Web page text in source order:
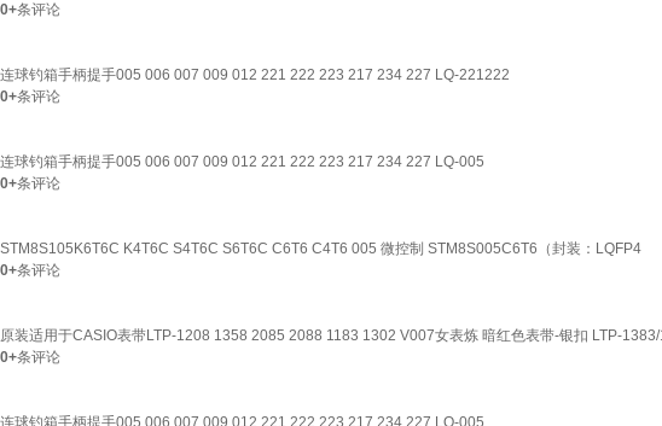
0+条评论
连球钓箱手柄提手005 006 007 009 012 221 222 223 217 234 227 LQ-221222
0+条评论
连球钓箱手柄提手005 006 007 009 012 221 222 223 217 234 227 LQ-005
0+条评论
STM8S105K6T6C K4T6C S4T6C S6T6C C6T6 C4T6 005 微控制 STM8S005C6T6（封装：LQFP4
0+条评论
原装适用于CASIO表带LTP-1208 1358 2085 2088 1183 1302 V007女表炼 暗红色表带-银扣 LTP-
0+条评论
连球钓箱手柄提手005 006 007 009 012 221 222 223 217 234 227 LQ-005